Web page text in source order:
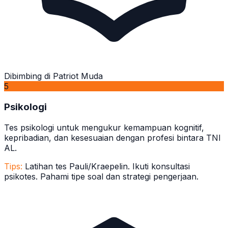
Dibimbing di Patriot Muda
5
Psikologi
Tes psikologi untuk mengukur kemampuan kognitif,
kepribadian, dan kesesuaian dengan profesi bintara TNI
AL.
Tips: Latihan tes Pauli/Kraepelin. Ikuti konsultasi
psikotes. Pahami tipe soal dan strategi pengerjaan.